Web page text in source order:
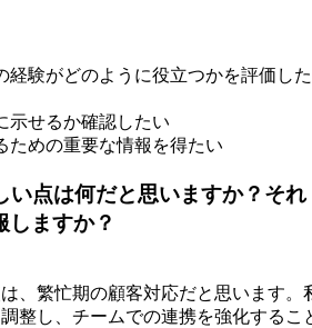
経験がどのように役立つかを評価した
示せるか確認したい
ための重要な情報を得たい
い点は何だと思いますか？それ
しますか？
、繁忙期の顧客対応だと思います。
整し、チームでの連携を強化するこ